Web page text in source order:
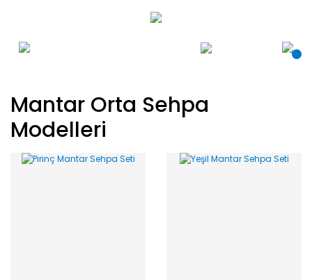
Mantar Orta Sehpa
Modelleri